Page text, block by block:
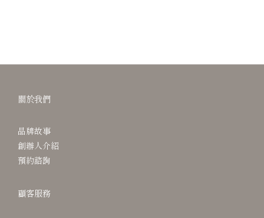
關於我們
品牌故事
創辦人介紹
預約諮詢
顧客服務